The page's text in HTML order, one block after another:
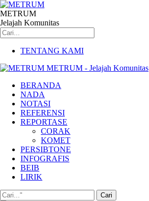
METRUM
Jelajah Komunitas
TENTANG KAMI
METRUM - Jelajah Komunitas
BERANDA
NADA
NOTASI
REFERENSI
REPORTASE
CORAK
KOMET
PERSIBTONE
INFOGRAFIS
BEIB
LIRIK